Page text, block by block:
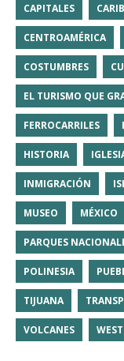
CAPITALES
CENTROAMÉRICA
COSTUMBRES
EL TURISMO QUE
FERROCARRILES
HISTORIA
INMIGRACIÓN
MUSEO MÉXICO
PARQUES
POLINESIA
TIJUANA
VOLCANES